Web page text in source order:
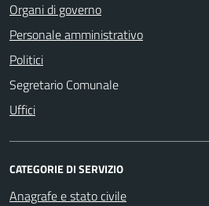
Organi di governo
Personale amministrativo
Politici
Segretario Comunale
Uffici
CATEGORIE DI SERVIZIO
Anagrafe e stato civile